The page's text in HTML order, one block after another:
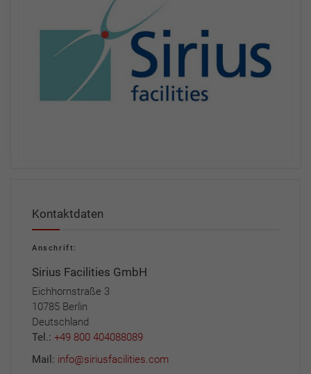
Kontaktdaten
Anschrift:
Sirius Facilities GmbH
Eichhornstraße 3
10785 Berlin
Deutschland
Tel.: +49 800 404088089
Mail: info@siriusfacilities.com